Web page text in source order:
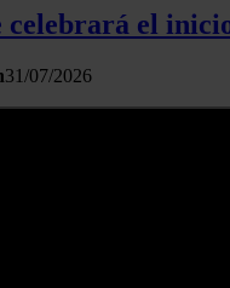
celebrará el
31/07/2026